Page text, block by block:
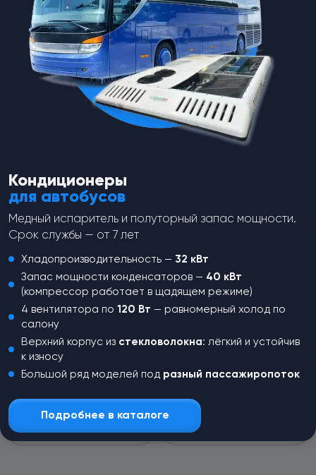
Набор прокладок
компрессора Bitzer RC-
Верхняя и нижняя прокладки
Набор прокладок
компрессора Bitzer RC-
U08544
Верхняя и нижняя прокладки
клапана Bitzer 4T.
Набор прокладок
компрессора Bitzer RC-
U08543
клапана Bitzer 4P.
1 760₽
U08542
клапана Bitzer 4N.
Кондиционеры
для автобусов
Медный испаритель и полуторный запас мощности.
Срок службы — от 7 лет
Хладопроизводительность — 32 кВт
Запас мощности конденсаторов — 40 кВт
(компрессор работает в щадящем режиме)
4 вентилятора по120 Вт — равномерный холод по
салону
Верхний корпус из стекловолокна: лёгкий и устойчив
к износу
Большой ряд моделей под разный пассажиропоток
Подробнее в каталоге